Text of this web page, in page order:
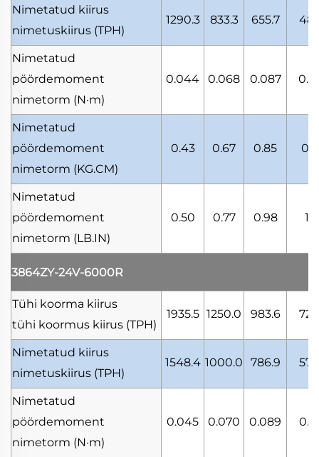
Nimetatud kiirus
nimetuskiirus (TPH)
1290.3 833.3 655.7
Nimetatud
pöördemoment
nimetorm (N·m)
0.044 0.068 0.087
Nimetatud
pöördemoment
nimetorm (KG.CM)
0.43 0.67 0.85
Nimetatud
pöördemoment
nimetorm (LB.IN)
0.50 0.77 0.98
3864ZY-24V-6000R
Tühi koorma kiirus
tühi koormus kiirus (TPH)
1935.5 1250.0 983.6
Nimetatud kiirus
nimetuskiirus (TPH)
1548.4 1000.0 786.9
Nimetatud
pöördemoment
nimetorm (N·m)
0.045 0.070 0.089